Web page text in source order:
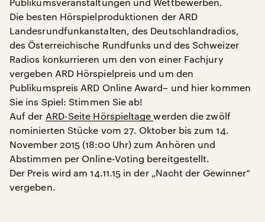
Die besten Hörspielproduktionen der ARD
Landesrundfunkanstalten, des Deutschlandradios,
des Österreichische Rundfunks und des Schweizer
Radios konkurrieren um den von einer Fachjury
vergeben ARD Hörspielpreis und um den
Publikumspreis ARD Online Award– und hier kommen
Sie ins Spiel: Stimmen Sie ab!
Auf der ARD-Seite Hörspieltagewerden die zwölf
nominierten Stücke vom 27. Oktober bis zum 14.
November 2015 (18:00 Uhr) zum Anhören und
Abstimmen per Online-Voting bereitgestellt.
Der Preis wird am 14.11.15 in der „Nacht der Gewinner“
vergeben.